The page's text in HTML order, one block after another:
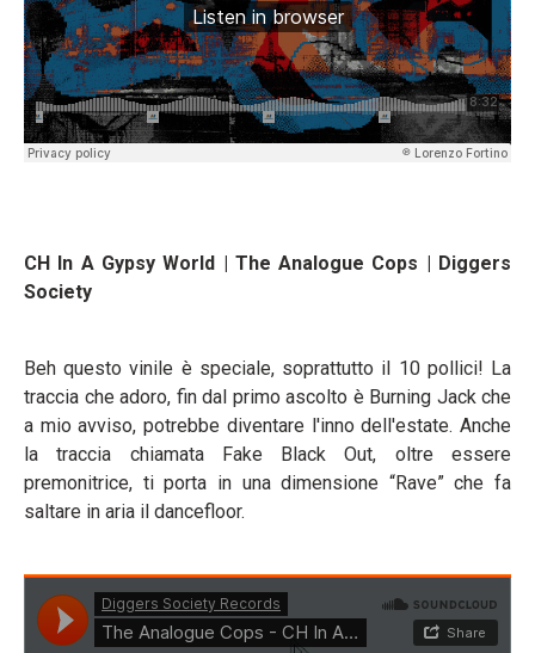
CH In A Gypsy World | The Analogue Cops | Diggers
Society
Beh questo vinile è speciale, soprattutto il 10 pollici! La
traccia che adoro, fin dal primo ascolto è Burning Jack che
a mio avviso, potrebbe diventare l'inno dell'estate. Anche
la traccia chiamata Fake Black Out, oltre essere
premonitrice, ti porta in una dimensione “Rave” che fa
saltare in aria il dancefloor.